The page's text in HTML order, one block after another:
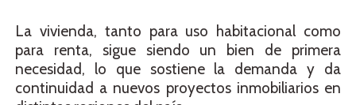
La vivienda, tanto para uso habitacional como
para renta, sigue siendo un bien de primera
necesidad, lo que sostiene la demanda y da
continuidad a nuevos proyectos inmobiliarios en